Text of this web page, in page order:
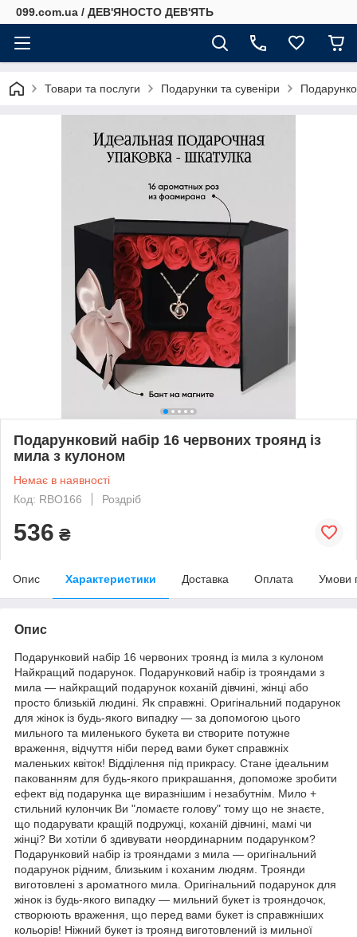
099.com.ua / ДЕВ'ЯНОСТО ДЕВ'ЯТЬ
Товари та послуги Подарунки та сувеніри
Подарунковий набір 16 червоних троянд із
мила з кулоном
Немає в наявності
Код: RBO166
Роздріб
536 ₴
Опис Характеристики Доставка Оплата Умови
Опис
Подарунковий набір 16 червоних троянд із мила з кулоном
Найкращий подарунок. Подарунковий набір із трояндами з
мила — найкращий подарунок коханій дівчині, жінці або
просто близькій людині. Як справжні. Оригінальний подарунок
для жінок із будь-якого випадку — за допомогою цього
мильного та миленького букета ви створите потужне
враження, відчуття ніби перед вами букет справжніх
маленьких квіток! Відділення під прикрасу. Стане ідеальним
пакованням для будь-якого прикрашання, допоможе зробити
ефект від подарунка ще виразнішим і незабутнім. Мило +
стильний кулончик Ви "ломаєте голову" тому що не знаєте,
що подарувати кращій подружці, коханій дівчині, мамі чи
жінці? Ви хотіли б здивувати неординарним подарунком?
Подарунковий набір із трояндами з мила — оригінальний
подарунок рідним, близьким і коханим людям. Троянди
виготовлені з ароматного мила. Оригінальний подарунок для
жінок із будь-якого випадку — мильний букет із трояндочок,
створюють враження, що перед вами букет із справжніших
кольорів! Ніжний букет із троянд виготовлений із мильної